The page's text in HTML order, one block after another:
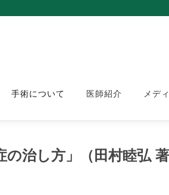
手術について 医師紹介 メデ
治し方」（田村睦弘